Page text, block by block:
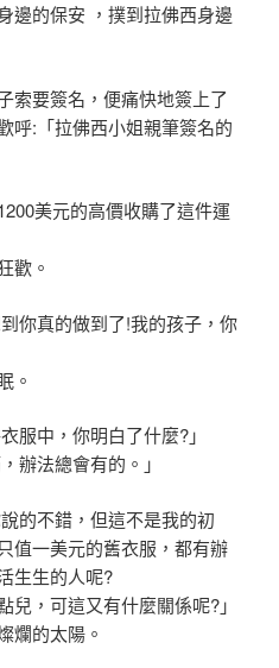
邊的保安 ，撲到拉佛西身邊
索要簽名，便痛快地簽上了
呼:「拉佛西小姐親筆簽名的
美元的高價收購了這件運
歡。
你真的做到了!我的孩子，你
。
服中，你明白了什麼?」
辦法總會有的。」
的不錯，但這不是我的初
值一美元的舊衣服，都有辦
生生的人呢?
，可這又有什麼關係呢?」
爛的太陽。